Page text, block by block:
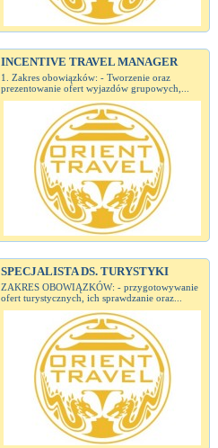
INCENTIVE TRAVEL MANAGER
1. Zakres obowiązków: - Tworzenie oraz
prezentowanie ofert wyjazdów grupowych,...
SPECJALISTA DS. TURYSTYKI
ZAKRES OBOWIĄZKÓW: - przygotowywanie
ofert turystycznych, ich sprawdzanie oraz...